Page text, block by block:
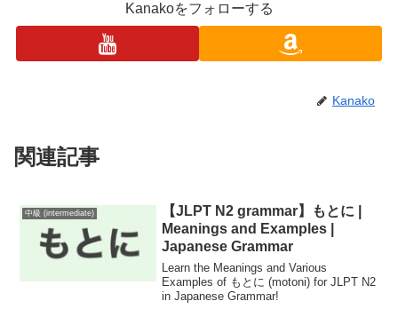
Kanakoをフォローする
Kanako
関連記事
中級 (intermediate)
【JLPT N2 grammar】もとに |
Meanings and Examples |
Japanese Grammar
Learn the Meanings and Various
Examples of もとに (motoni) for JLPT N2
in Japanese Grammar!